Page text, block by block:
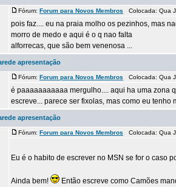
Fórum: Forum para Novos Membros Colocada: Qua
pois faz.... eu na praia molho os pezinhos, mas
morro de medo e aqui é o q nao falta
alforrecas, que são bem venenosa ...
apresentação
Fórum: Forum para Novos Membros Colocada: Qua
é paaaaaaaaaaa mergulho.... aqui ha uma zona
escreve... parece ser fixolas, mas como eu tenho
apresentação
Fórum: Forum para Novos Membros Colocada: Qua
Eu é o habito de escrever no MSN se for o caso
Ainda bem! Então escreve como Camões